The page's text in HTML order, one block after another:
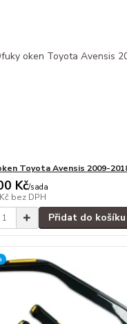
Toyota Avensis 2009-
Kč/sada
bez DPH
Přidat do košíku